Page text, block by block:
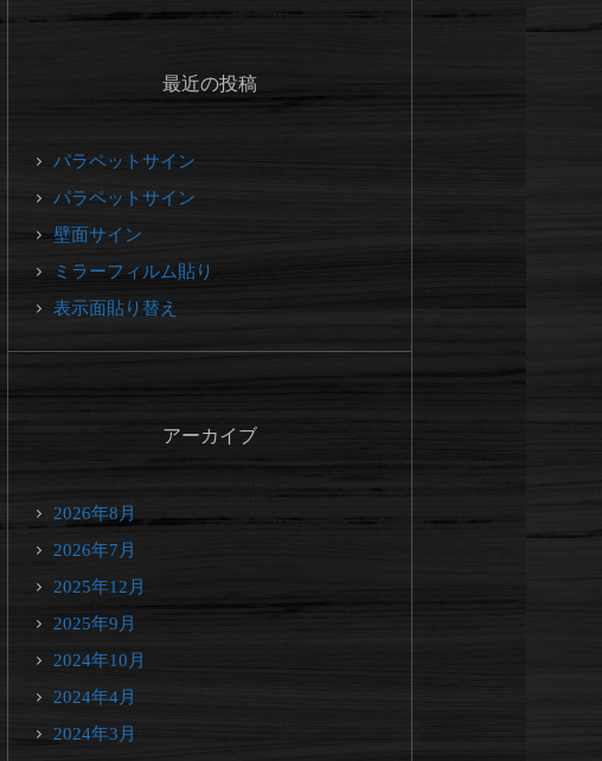
最近の投稿
パラペットサイン
パラペットサイン
壁面サイン
ミラーフィルム貼り
表示面貼り替え
アーカイブ
2026年8月
2026年7月
2025年12月
2025年9月
2024年10月
2024年4月
2024年3月